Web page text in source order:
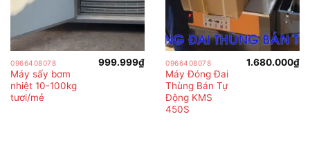
0966408078
Máy sấy bơm
nhiệt 10-100kg
tươi/mẻ
999.999₫ 0966408078
Máy Đóng Đai
Thùng Bán Tự
Động KMS
450S
1.680.000₫